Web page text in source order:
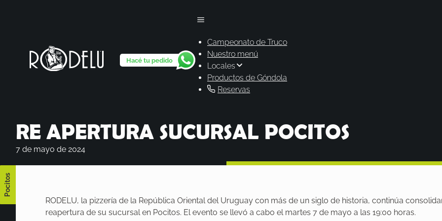
Hacé tu pedido
Campeonato de Truco
Nuestro menú
Locales
Productos de Góndola
Reservas
RE APERTURA SUCURSAL POCITOS
7 de mayo de 2024
Pocitos
RODELU, la pizzería de la República Oriental del Uruguay con más de un siglo de historia, continúa
reapertura de su sucursal en Pocitos. El evento se llevó a cabo el martes 7 de mayo a las 19:00 horas.